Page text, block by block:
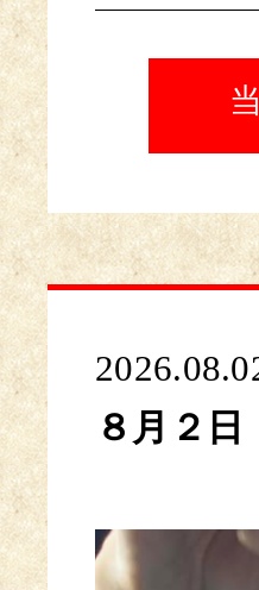
８月２日